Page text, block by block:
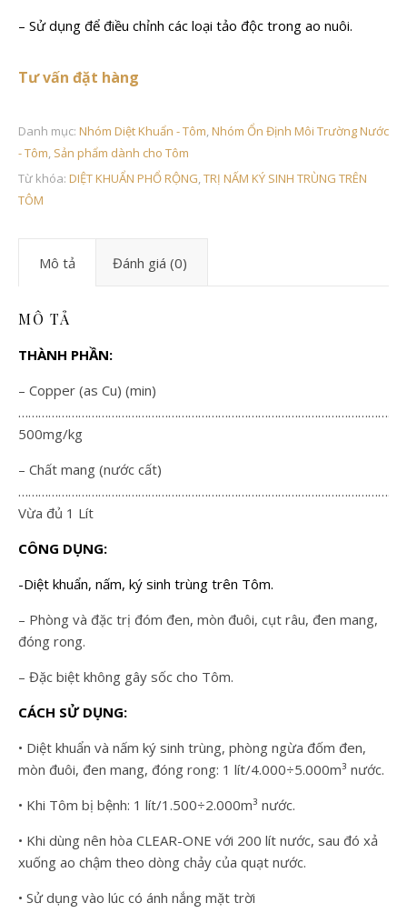
– Sử dụng để điều chỉnh các loại tảo độc trong ao nuôi.
Tư vấn đặt hàng
Danh mục: Nhóm Diệt Khuẩn - Tôm,Nhóm Ổn Định Môi Trường Nước
- Tôm, Sản phẩm dành cho Tôm
Từ khóa: DIỆT KHUẨN PHỔ RỘNG,TRỊ NẤM KÝ SINH TRÙNG TRÊN
TÔM
Mô tả Đánh giá (0)
MÔ TẢ
THÀNH PHẦN:
– Copper (as Cu) (min)
500mg/kg
– Chất mang (nước cất)
Vừa đủ 1 Lít
CÔNG DỤNG:
-Diệt khuẩn, nấm, ký sinh trùng trên Tôm.
– Phòng và đặc trị đóm đen, mòn đuôi, cụt râu, đen mang,
đóng rong.
– Đặc biệt không gây sốc cho Tôm.
CÁCH SỬ DỤNG:
• Diệt khuẩn và nấm ký sinh trùng, phòng ngừa đốm đen,
mòn đuôi, đen mang, đóng rong: 1 lít/4.000÷5.000m³ nước.
• Khi Tôm bị bệnh: 1 lít/1.500÷2.000m³ nước.
• Khi dùng nên hòa CLEAR-ONE với 200 lít nước, sau đó xả
xuống ao chậm theo dòng chảy của quạt nước.
• Sử dụng vào lúc có ánh nắng mặt trời